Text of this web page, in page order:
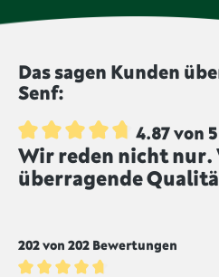
wurden nicht bestrahlt und
geschwefelt, um die Haltbarkeit
dem Produkt eine intensivere
gekennzeichnet sind, werden
produziert.
Das sagen Kunden
Senf:
Durchschnittliche Bewertung von
4.87 von
Wir reden nicht
überragende
202 von 202 Bewertungen